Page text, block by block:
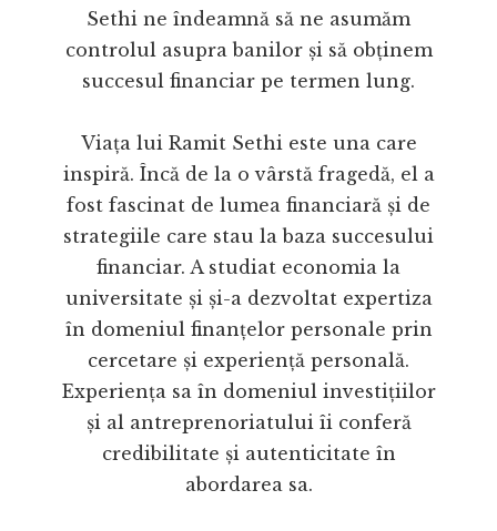
Sethi ne îndeamnă să ne asumăm
controlul asupra banilor și să obținem
succesul financiar pe termen lung.
Viața lui Ramit Sethi este una care
inspiră. Încă de la o vârstă fragedă, el a
fost fascinat de lumea financiară și de
strategiile care stau la baza succesului
financiar. A studiat economia la
universitate și și-a dezvoltat expertiza
în domeniul finanțelor personale prin
cercetare și experiență personală.
Experiența sa în domeniul investițiilor
și al antreprenoriatului îi conferă
credibilitate și autenticitate în
abordarea sa.